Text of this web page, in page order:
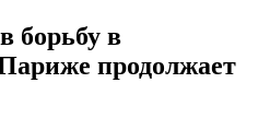
борьбу в
продолжает